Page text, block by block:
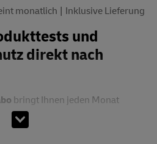
monatlich Inklusive Lieferung
und
direkt nach
bringt Ihnen jeden Monat